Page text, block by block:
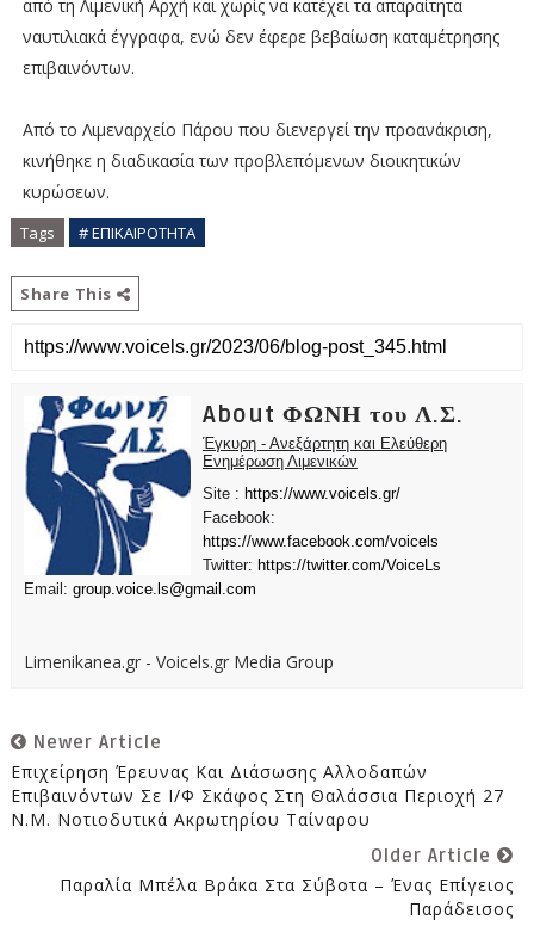
από τη Λιμενική Αρχή και χωρίς να κατέχει τα απαραίτητα
ναυτιλιακά έγγραφα, ενώ δεν έφερε βεβαίωση καταμέτρησης
επιβαινόντων.
Από το Λιμεναρχείο Πάρου που διενεργεί την προανάκριση,
κινήθηκε η διαδικασία των προβλεπόμενων διοικητικών
κυρώσεων.
Tags # ΕΠΙΚΑΙΡΟΤΗΤΑ
Share This
About ΦΩΝΗ του Λ.Σ.
Έγκυρη - Ανεξάρτητη και Ελεύθερη
Ενημέρωση Λιμενικών
Site : https://www.voicels.gr/
Facebook:
https://www.facebook.com/voicels
Twitter: https://twitter.com/VoiceLs
Email: group.voice.ls@gmail.com
Limenikanea.gr - Voicels.gr Media Group
Newer Article
Επιχείρηση Έρευνας Και Διάσωσης Αλλοδαπών
Επιβαινόντων Σε Ι/Φ Σκάφος Στη Θαλάσσια Περιοχή 27
Ν.μ. Νοτιοδυτικά Ακρωτηρίου Ταίναρου
Older Article
Παραλία Μπέλα Βράκα Στα Σύβοτα – Ένας Επίγειος
Παράδεισος